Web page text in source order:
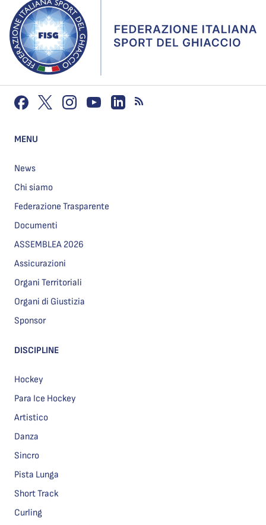
MENU
News
Chi siamo
Federazione Trasparente
Documenti
ASSEMBLEA 2026
Assicurazioni
Organi Territoriali
Organi di Giustizia
Sponsor
DISCIPLINE
Hockey
Para Ice Hockey
Artistico
Danza
Sincro
Pista Lunga
Short Track
Curling